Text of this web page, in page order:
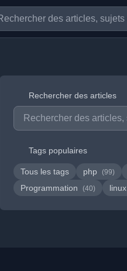
Rechercher des articles
Tags populaires
Tous les tags php (99)
Programmation (40) linux